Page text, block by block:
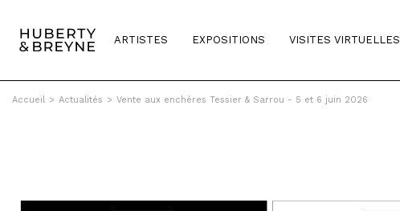
ARTISTES EXPOSITIONS VISITES VIRTUELLES
Accueil > Actualités > Vente aux enchères Tessier & Sarrou - 5 et 6 juin 2026